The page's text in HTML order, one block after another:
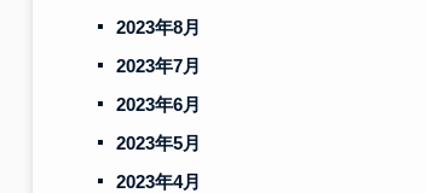
2023年8月
2023年7月
2023年6月
2023年5月
2023年4月